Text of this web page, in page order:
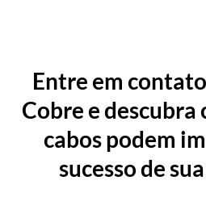
Entre em
Cobre e descubra
cabos podem
sucesso de